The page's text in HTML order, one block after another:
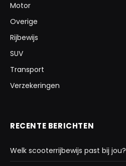
Motor
Overige
Rijbewijs
SUV
Transport
Verzekeringen
RECENTE BERICHTEN
Welk scooterrijbewijs past bij jou?